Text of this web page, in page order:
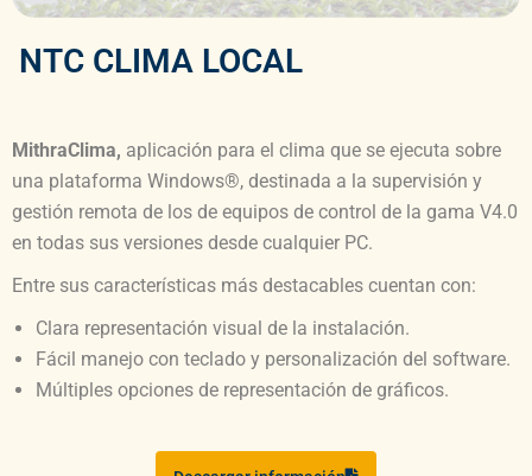
NTC CLIMA LOCAL
MithraClima, aplicación para el clima que se ejecuta sobre
una plataforma Windows®, destinada a la supervisión y
gestión remota de los de equipos de control de la gama V4.0
en todas sus versiones desde cualquier PC.
Entre sus características más destacables cuentan con:
Clara representación visual de la instalación.
Fácil manejo con teclado y personalización del software.
Múltiples opciones de representación de gráficos.